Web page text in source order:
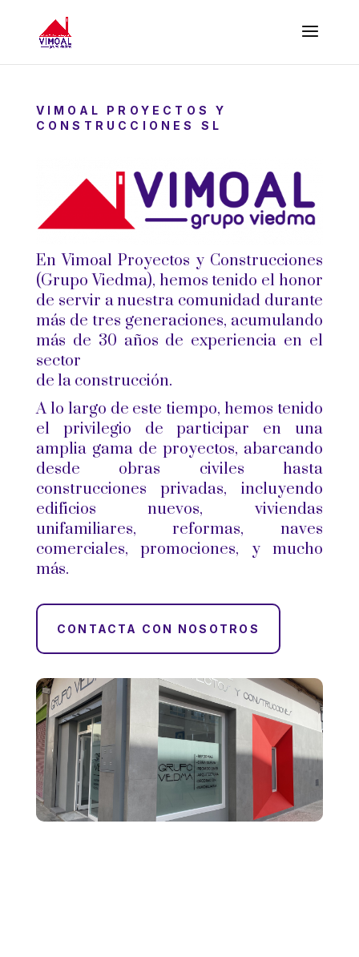
VIMOAL PROYECTOS Y
CONSTRUCCIONES SL
En Vimoal Proyectos y Construcciones
(Grupo Viedma), hemos tenido el honor
de servir a nuestra comunidad durante
más de tres generaciones, acumulando
más de 30 años de experiencia en el
sector
de la construcción.
A lo largo de este tiempo, hemos tenido
el privilegio de participar en una
amplia gama de proyectos, abarcando
desde obras civiles hasta
construcciones privadas, incluyendo
edificios nuevos, viviendas
unifamiliares, reformas, naves
comerciales, promociones, y mucho
más.
CONTACTA CON NOSOTROS